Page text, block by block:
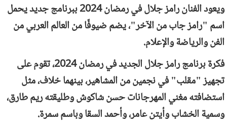
ويعود الفنان رامز جلال في رمضان 2024 ببرنامج جديد يحمل
اسم "رامز جاب من الآخر"، يضم ضيوفًا من العالم العربي من
الفن والرياضة والإعلام.
فكرة برنامج رامز جلال الجديد في رمضان 2024، تقوم على
تجهيز "مقلب" في نجمين من المشاهير، بينهما خلاف، مثل
استضافته مغني المهرجانات حسن شاكوش وطليقته ريم طارق،
وسمية الخشاب وأيتن عامر، وأحمد السقا وباسم سمرة.